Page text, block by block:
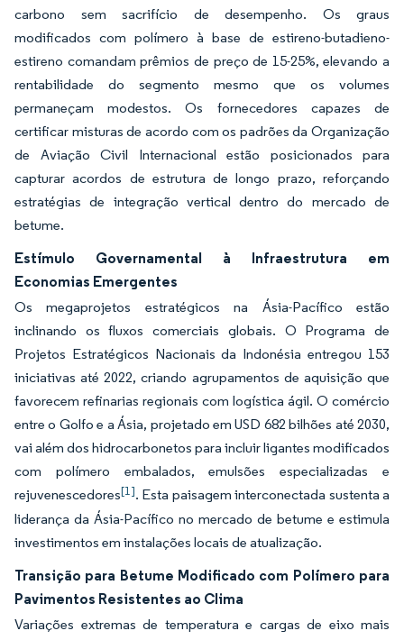
carbono sem sacrifício de desempenho. Os graus
modificados com polímero à base de estireno-butadieno-
estireno comandam prêmios de preço de 15-25%, elevando a
rentabilidade do segmento mesmo que os volumes
permaneçam modestos. Os fornecedores capazes de
certificar misturas de acordo com os padrões da Organização
de Aviação Civil Internacional estão posicionados para
capturar acordos de estrutura de longo prazo, reforçando
estratégias de integração vertical dentro do mercado de
betume.
Estímulo Governamental à Infraestrutura em
Economias Emergentes
Os megaprojetos estratégicos na Ásia-Pacífico estão
inclinando os fluxos comerciais globais. O Programa de
Projetos Estratégicos Nacionais da Indonésia entregou 153
iniciativas até 2022, criando agrupamentos de aquisição que
favorecem refinarias regionais com logística ágil. O comércio
entre o Golfo e a Ásia, projetado em USD 682 bilhões até 2030,
vai além dos hidrocarbonetos para incluir ligantes modificados
com polímero embalados, emulsões especializadas e
rejuvenescedores[1]. Esta paisagem interconectada sustenta a
liderança da Ásia-Pacífico no mercado de betume e estimula
investimentos em instalações locais de atualização.
Transição para Betume Modificado com Polímero para
Pavimentos Resistentes ao Clima
Variações extremas de temperatura e cargas de eixo mais